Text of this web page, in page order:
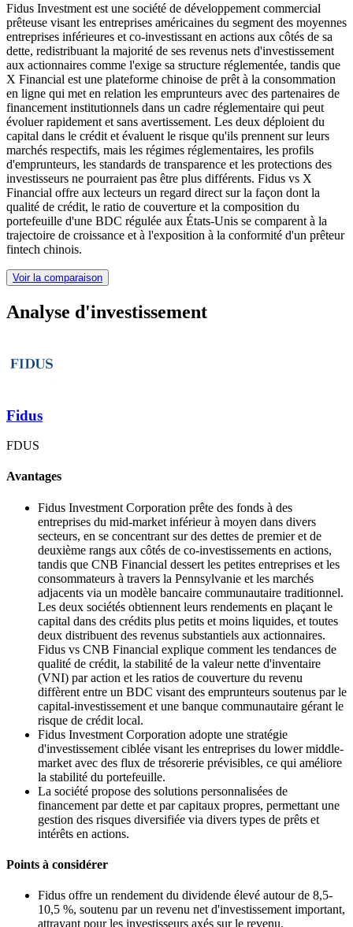
Fidus Investment est une société de développement commercial
prêteuse visant les entreprises américaines du segment des moyennes
entreprises inférieures et co-investissant en actions aux côtés de sa
dette, redistribuant la majorité de ses revenus nets d'investissement
aux actionnaires comme l'exige sa structure réglementée, tandis que
X Financial est une plateforme chinoise de prêt à la consommation
en ligne qui met en relation les emprunteurs avec des partenaires de
financement institutionnels dans un cadre réglementaire qui peut
évoluer rapidement et sans avertissement. Les deux déploient du
capital dans le crédit et évaluent le risque qu'ils prennent sur leurs
marchés respectifs, mais les régimes réglementaires, les profils
d'emprunteurs, les standards de transparence et les protections des
investisseurs ne pourraient pas être plus différents. Fidus vs X
Financial offre aux lecteurs un regard direct sur la façon dont la
qualité de crédit, le ratio de couverture et la composition du
portefeuille d'une BDC régulée aux États-Unis se comparent à la
trajectoire de croissance et à l'exposition à la conformité d'un prêteur
fintech chinois.
Voir la comparaison
Analyse d'investissement
Fidus
FDUS
Avantages
Fidus Investment Corporation prête des fonds à des
entreprises du mid-market inférieur à moyen dans divers
secteurs, en se concentrant sur des dettes de premier et de
deuxième rangs aux côtés de co-investissements en actions,
tandis que CNB Financial dessert les petites entreprises et les
consommateurs à travers la Pennsylvanie et les marchés
adjacents via un modèle bancaire communautaire traditionnel.
Les deux sociétés obtiennent leurs rendements en plaçant le
capital dans des crédits plus petits et moins liquides, et toutes
deux distribuent des revenus substantiels aux actionnaires.
Fidus vs CNB Financial explique comment les tendances de
qualité de crédit, la stabilité de la valeur nette d'inventaire
(VNI) par action et les ratios de couverture du revenu
diffèrent entre un BDC visant des emprunteurs soutenus par le
capital-investissement et une banque communautaire gérant le
risque de crédit local.
Fidus Investment Corporation adopte une stratégie
d'investissement ciblée visant les entreprises du lower middle-
market avec des flux de trésorerie prévisibles, ce qui améliore
la stabilité du portefeuille.
La société propose des solutions personnalisées de
financement par dette et par capitaux propres, permettant une
gestion des risques diversifiée via divers types de prêts et
intérêts en actions.
Points à considérer
Fidus offre un rendement du dividende élevé autour de 8,5-
10,5 %, soutenu par un revenu net d'investissement important,
attrayant pour les investisseurs axés sur le revenu.